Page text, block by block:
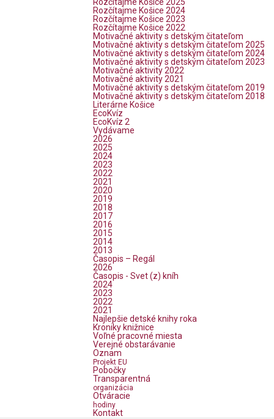
Rozčítajme Košice 2025
Rozčítajme Košice 2024
Rozčítajme Košice 2023
Rozčítajme Košice 2022
Motivačné aktivity s detským čitateľom
Motivačné aktivity s detským čitateľom 2025
Motivačné aktivity s detským čitateľom 2024
Motivačné aktivity s detským čitateľom 2023
Motivačné aktivity 2022
Motivačné aktivity 2021
Motivačné aktivity s detským čitateľom 2019
Motivačné aktivity s detským čitateľom 2018
Literárne Košice
EcoKvíz
EcoKvíz 2
Vydávame
2026
2025
2024
2023
2022
2021
2020
2019
2018
2017
2016
2015
2014
2013
Časopis – Regál
2026
Časopis - Svet (z) kníh
2024
2023
2022
2021
Najlepšie detské knihy roka
Kroniky knižnice
Voľné pracovné miesta
Verejné obstarávanie
Oznam
Projekt EU
Pobočky
Transparentná
organizácia
Otváracie
hodiny
Kontakt